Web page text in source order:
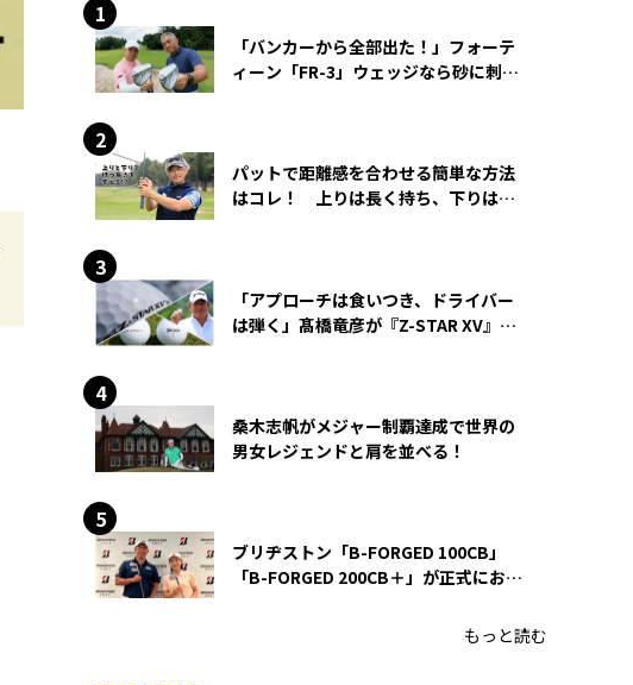
「バンカーから全部出た！」フォーテ
ィーン「FR-3」ウェッジなら砂に刺さ
パットで距離感を合わせる簡単な方法
はコレ！ 上りは長く持ち、下りは短
「アプローチは食いつき、ドライバー
は弾く」髙橋竜彦が『Z-STAR XV』を
桑木志帆がメジャー制覇達成で世界の
男女レジェンドと肩を並べる！
ブリヂストン「B-FORGED 100CB」
「B-FORGED 200CB＋」が正式にお披
もっと読む